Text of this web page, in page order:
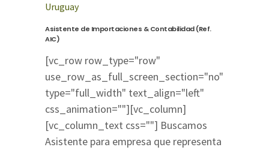
Uruguay
Asistente de Importaciones & Contabilidad (Ref.
AIC)
[vc_row row_type="row"
use_row_as_full_screen_section="no"
type="full_width" text_align="left"
css_animation=""][vc_column]
[vc_column_text css=""] Buscamos
Asistente para empresa que representa